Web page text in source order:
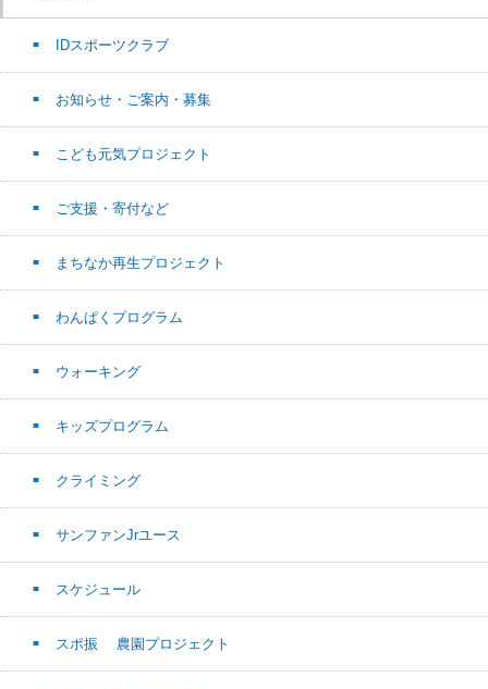
IDスポーツクラブ
お知らせ・ご案内・募集
こども元気プロジェクト
ご支援・寄付など
まちなか再生プロジェクト
わんぱくプログラム
ウォーキング
キッズプログラム
クライミング
サンファンJrユース
スケジュール
スポ振 農園プロジェクト